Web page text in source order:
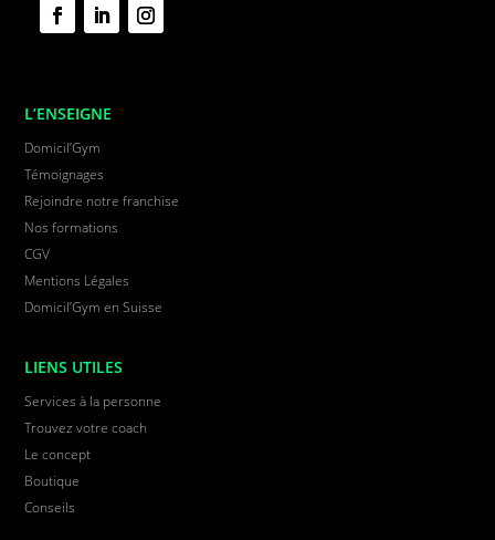
L’ENSEIGNE
Domicil’Gym
Témoignages
Rejoindre notre franchise
Nos formations
CGV
Mentions Légales
Domicil’Gym en Suisse
LIENS UTILES
Services à la personne
Trouvez votre coach
Le concept
Boutique
Conseils